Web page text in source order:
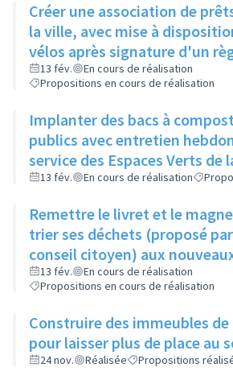
Créer une association de
la ville, avec mise à
vélos après signature d'un
intérieur et d'une charte de
matériel
13 fév.
En cours de réalisation
Propositions en cours de réalisation
Implanter des bacs à
publics avec entretien
service des Espaces Verts de
réutilisation du compost
13 fév. En cours de réalisation
Remettre le livret et le
trier ses déchets (proposé
conseil citoyen) aux
dans le cadre de la visite de la
13 fév.
En cours de réalisation
Propositions en cours de réalisation
Construire des immeubles de
pour laisser plus de place au
24 nov. Réalisée Propositions